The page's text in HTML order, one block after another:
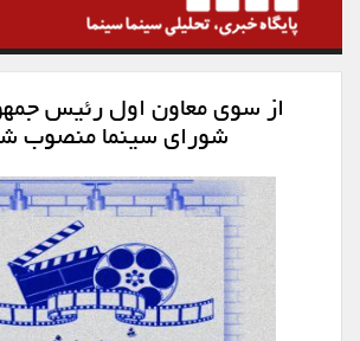
از سوی معاون اول رئیس
شورای سینما منصوب